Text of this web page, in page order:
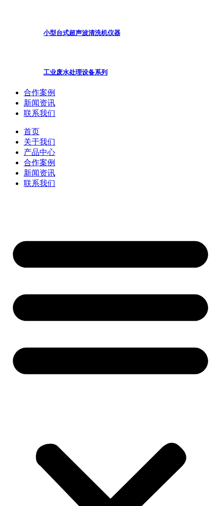
小型台式超声波清洗机仪器
工业废水处理设备系列
合作案例
新闻资讯
联系我们
首页
关于我们
产品中心
合作案例
新闻资讯
联系我们